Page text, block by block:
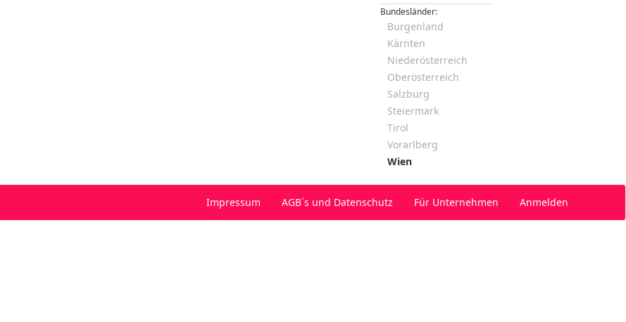
Bundesländer:
Burgenland
Kärnten
Niederösterreich
Oberösterreich
Salzburg
Steiermark
Tirol
Vorarlberg
Wien
Impressum AGB´s und Datenschutz Für Unternehmen Anmelden